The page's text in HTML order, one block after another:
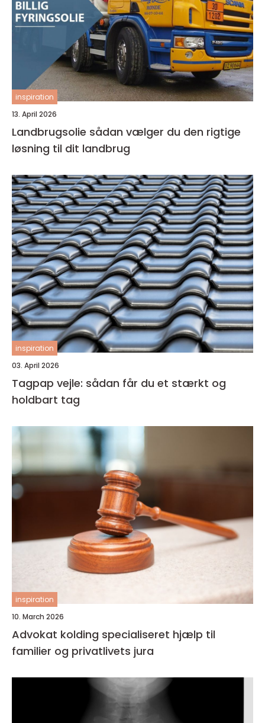
inspiration
13. April 2026
Landbrugsolie sådan vælger du den rigtige
løsning til dit landbrug
inspiration
03. April 2026
Tagpap vejle: sådan får du et stærkt og
holdbart tag
inspiration
10. March 2026
Advokat kolding specialiseret hjælp til
familier og privatlivets jura